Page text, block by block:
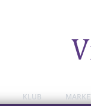
KLUB